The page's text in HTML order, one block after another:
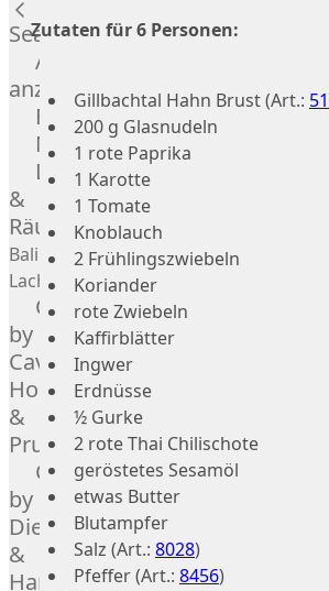
Ibérico
35%
Bellota
LiVar
Schweinefleisch
Mangalitza
Schwein
Geflügel
Miéral
Geflügel
Huhn
Hahn
Kapaun
Ente
Perlhuhn
Gans
Kalb
Lamm
Nordsee
Lamm
Französisches
Tender
Special
Cuts
Rippchen
Teilstücke
vom
Rind
Teilstücke
vom
Schwein
Teilstücke
vom
Lamm
Teilstücke
vom
Geflügel
Seafood
Alle
anzeigen
Fisch
Meeresfrüchte
Lachs
&
Räucherlachs
Balik
Lachs
Caviar
by
Caviar
House
&
Prunier
Caviar
by
Dieckmann
&
Hansen
Zutaten für 6 Personen:
Gillbachtal Hahn Brust (Art.:
200 g Glasnudeln
1 rote Paprika
1 Karotte
1 Tomate
Knoblauch
2 Frühlingszwiebeln
Koriander
rote Zwiebeln
Kaffirblätter
Ingwer
Erdnüsse
½ Gurke
2 rote Thai Chilischote
geröstetes Sesamöl
etwas Butter
Blutampfer
Salz (Art.: 8028)
Pfeffer (Art.: 8456)